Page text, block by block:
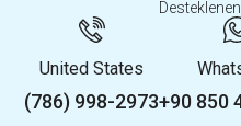
United States
(786) 998-2973+90 850